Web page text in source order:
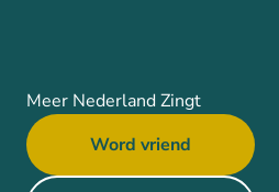
Meer Nederland Zingt
Word vriend